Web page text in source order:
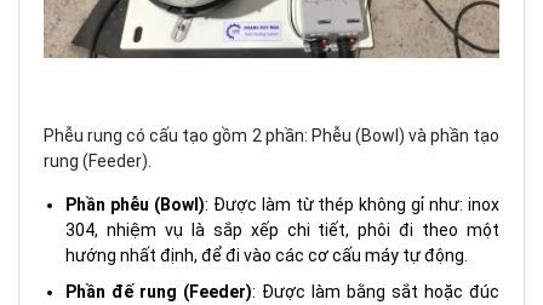
Phễu rung có cấu tạo gồm 2 phần: Phễu (Bowl) và phần tạo
rung (Feeder).
Phần phễu (Bowl): Được làm từ thép không gỉ như: inox
304, nhiệm vụ là sắp xếp chi tiết, phôi đi theo một
hướng nhất định, để đi vào các cơ cấu máy tự động.
Phần đế rung (Feeder): Được làm bằng sắt hoặc đúc